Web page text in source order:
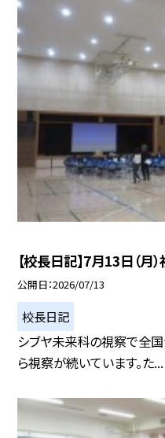
【校長日記】7月13日（月
公開日 2026/07/13
校長日記
シブヤ未来科の視察で全国
ら視察が続いています。た...